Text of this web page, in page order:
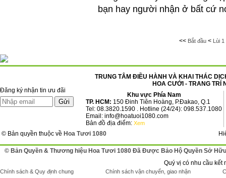
bạn hay người nhận ở bất cứ
<< Bắt đầu< Lùi 1
Đăng ký nhận tin ưu đãi
TRUNG TÂM ĐIỀU HÀNH VÀ KHAI THÁC
HOA CƯỚI - TRANG TRÍ
Khu vực Phía Nam
TP. HCM: 150 Đinh Tiên Hoàng, P.Đakao, Q.1
Tel: 08.3820.1590 . Hotline (24/24): 098.537.1080
Email: info@hoatuoi1080.com
Bản đồ địa điểm: Xem
© Bản quyền thuộc về Hoa Tươi 1080
© Bản Quyền & Thương hiệu Hoa Tươi 1080 Đã Được Bảo Hộ Quyền Sở Hữu
Quý vị có nhu cầu kết
Chính sách & Quy định chung Chính sách vận chuyển, giao nhận